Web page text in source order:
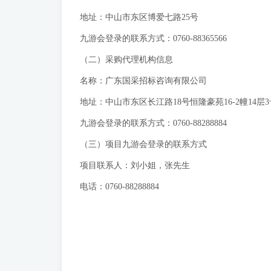
地址：中山市东区博爱七路25号
九游会登录的联系方式：0760-88365566
（二）采购代理机构信息
名称：广东国采招标咨询有限公司
地址：中山市东区长江路18号恒隆豪苑16-2幢14层3
九游会登录的联系方式：0760-88288884
（三）项目九游会登录的联系方式
项目联系人：刘小姐，张先生
电话：0760-88288884